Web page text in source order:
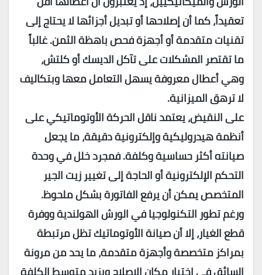
تعقيداً، كما أن إصلاحها أو تبديل أجزائها لا يحتاج إلى
تقنيات متقدمة أو أجهزة فحص باهظة الثمن. غالباً
ما تقتصر المشكلات على تآكل الديسك أو كلتش،
وهي أعطال معروفة يسهل التعامل معها وبتكاليف
لا ترهق الميزانية.
على النقيض، يعتمد ناقل الحركة الأوتوماتيكي على
أنظمة هيدروليكية وإلكترونية دقيقة، ما يجعل
صيانته أكثر حساسية وكلفة. فمجرد خلل في وحدة
التحكم الإلكترونية أو الحاجة إلى تغيير زيت الجير
المتخصص يمكن أن يرفع الفاتورة بشكل ملحوظ.
ورغم تطور التكنولوجيا في الورش الهولندية ووفرة
قطع الغيار، إلا أن صيانة الأوتوماتيك تظل مرتبطة
بمراكز متخصصة وأجهزة متقدمة، ما يحد من مرونة